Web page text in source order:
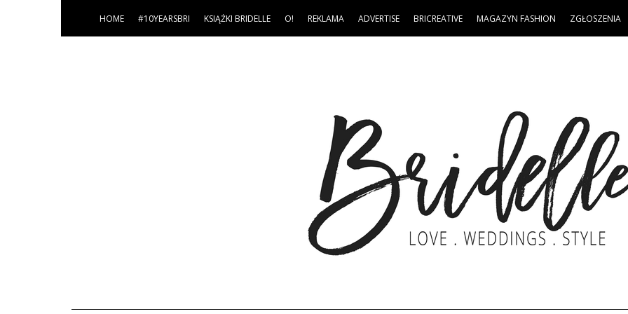
HOME #10YEARSBRI KSIĄŻKI BRIDELLE O! REKLAMA ADVERTISE BRICREATIVE MAGAZYN FASHION ZGŁOSZENIA